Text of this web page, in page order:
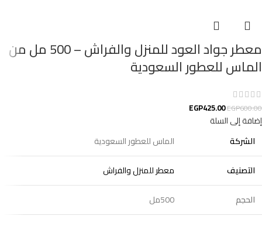
معطر جواد العود للمنزل والفراش – 500 مل من
الماس للعطور السعودية
EGP600.00
EGP425.00
إضافة إلى السلة
الشركة
الماس للعطور السعودية
التصنيف
معطر للمنزل والفراش
الحجم
500مل